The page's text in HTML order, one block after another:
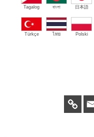
日本語
বাংলা
Tagalog
Polski
ไทย
Türkçe